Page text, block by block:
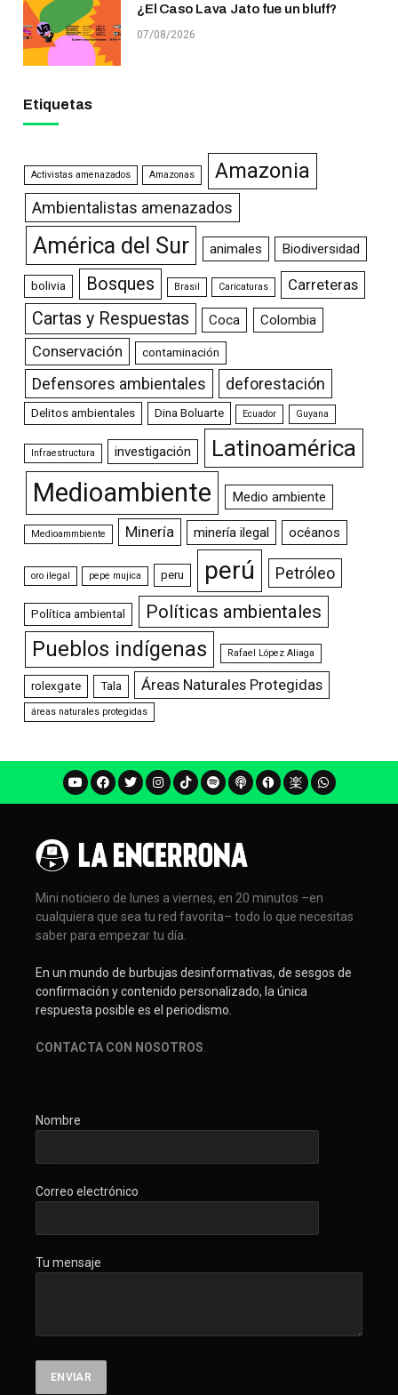
¿El Caso Lava Jato fue un bluff?
07/08/2026
Etiquetas
Activistas amenazados Amazonas Amazonia
Ambientalistas amenazados
América del Sur animales Biodiversidad
bolivia Bosques Brasil Caricaturas Carreteras
Cartas y Respuestas Coca Colombia
Conservación contaminación
Defensores ambientales deforestación
Delitos ambientales Dina Boluarte Ecuador Guyana
Infraestructura investigación Latinoamérica
Medioambiente Medio ambiente
Medioammbiente Minería minería ilegal océanos
oro ilegal pepe mujica peru perú Petróleo
Política ambiental Políticas ambientales
Pueblos indígenas Rafael López Aliaga
rolexgate Tala Áreas Naturales Protegidas
áreas naturales protegidas
Mini noticiero de lunes a viernes, en 20 minutos –en
cualquiera que sea tu red favorita– todo lo que necesitas
saber para empezar tu día.
En un mundo de burbujas desinformativas, de sesgos de
confirmación y contenido personalizado, la única
respuesta posible es el periodismo.
CONTACTA CON NOSOTROS
Nombre
Correo electrónico
Tu mensaje